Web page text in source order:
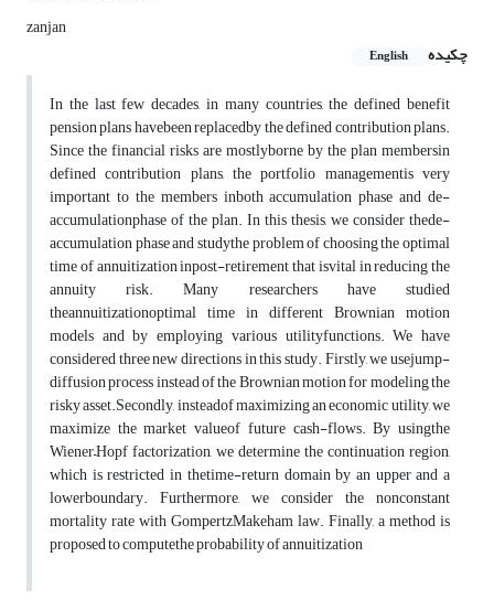
zanjan
چکیده
English
In the last few decades, in many countries, the defined benefit
pension plans havebeen replacedby the defined contribution plans.
Since the financial risks are mostlyborne by the plan membersin
defined contribution plans, the portfolio managementis very
important to the members inboth accumulation phase and de-
accumulationphase of the plan. In this thesis, we consider thede-
accumulation phase and studythe problem of choosing the optimal
time of annuitization inpost-retirement that isvital in reducing the
annuity risk. Many researchers have studied
theannuitizationoptimal time in different Brownian motion
models and by employing various utilityfunctions. We have
considered three new directions in this study. Firstly, we usejump-
diffusion process instead of the Brownian motion for modeling the
risky asset.Secondly, insteadof maximizing an economic utility, we
maximize the market valueof future cash-flows. By usingthe
Wiener–Hopf factorization, we determine the continuation region,
which is restricted in thetime-return domain by an upper and a
lowerboundary. Furthermore, we consider the nonconstant
mortality rate with GompertzMakeham law. Finally, a method is
proposed to computethe probability of annuitization